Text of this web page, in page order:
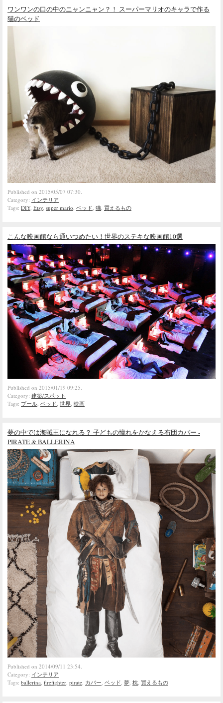
ワンワンの口の中のニャンニャン？！ スーパーマリオのキャラで作る
猫のベッド
Published on 2015/05/07 07:30.
Category: インテリア
Tags: DIY, Etsy super mario ベッド 猫 買えるもの
こんな映画館なら通いつめたい！世界のステキな映画館10選
Published on 2015/01/19 09:25.
Category: 建築/スポット
Tags: プール ベッド 世界 映画
夢の中では海賊王になれる？ 子どもの憧れをかなえる布団カバー -
PIRATE & BALLERINA
Published on 2014/09/11 23:54.
Category: インテリア
Tags: ballerina firefighter pirate カバー ベッド 夢 枕 買えるもの